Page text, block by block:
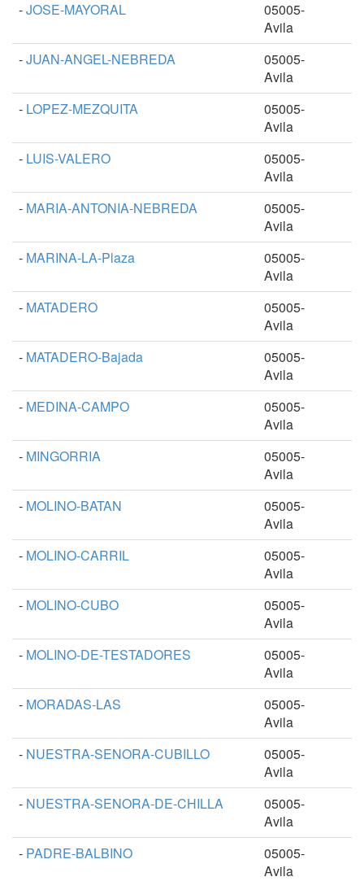
-JOSE-MAYORAL
05005-
Avila
-JUAN-ANGEL-NEBREDA
05005-
Avila
- LOPEZ-MEZQUITA
05005-
Avila
- LUIS-VALERO
05005-
Avila
- MARIA-ANTONIA-NEBREDA
05005-
Avila
- MARINA-LA-Plaza
05005-
Avila
- MATADERO
05005-
Avila
- MATADERO-Bajada
05005-
Avila
- MEDINA-CAMPO
05005-
Avila
- MINGORRIA
05005-
Avila
- MOLINO-BATAN
05005-
Avila
- MOLINO-CARRIL
05005-
Avila
- MOLINO-CUBO
05005-
Avila
- MOLINO-DE-TESTADORES
05005-
Avila
- MORADAS-LAS
05005-
Avila
- NUESTRA-SENORA-CUBILLO
05005-
Avila
- NUESTRA-SENORA-DE-CHILLA
05005-
Avila
- PADRE-BALBINO
05005-
Avila